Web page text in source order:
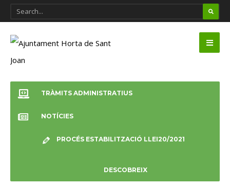
TRÀMITS ADMINISTRATIUS
NOTÍCIES
PROCÉS ESTABILITZACIÓ LLEI20/2021
DESCOBREIX